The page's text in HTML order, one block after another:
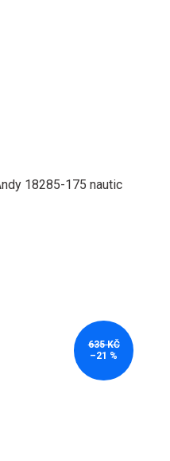
18285-175 nautic
635 KČ
–21 %